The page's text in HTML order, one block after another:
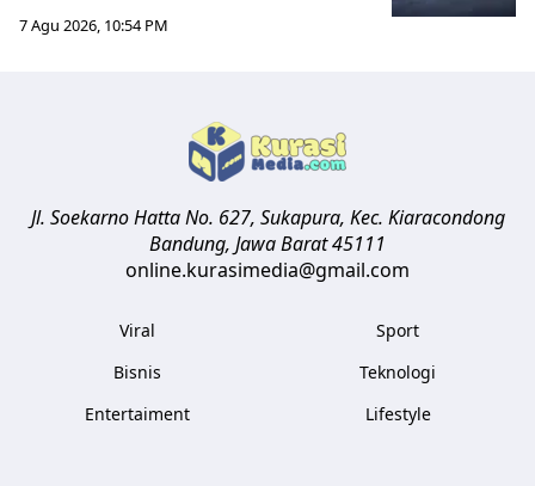
7 Agu 2026, 10:54 PM
Jl. Soekarno Hatta No. 627, Sukapura, Kec. Kiaracondong
Bandung, Jawa Barat45111
online.kurasimedia@gmail.com
Viral
Bisnis
Entertaiment
Sport
Teknologi
Lifestyle